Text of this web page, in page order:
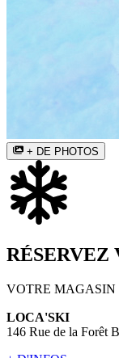
+ DE PHOTOS
RÉSERVEZ
VOTRE MAGASIN
LOCA'SKI
146 Rue de la Forêt